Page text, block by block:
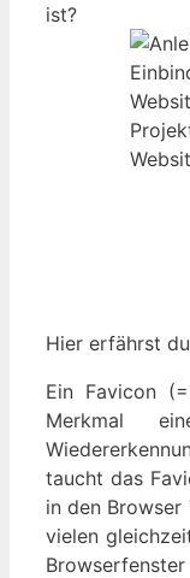
ist?
Hier erfährst
Ein Favicon
Merkmal
taucht das
in den Browser
vielen